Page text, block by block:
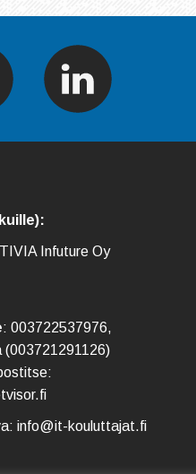
Infuture Oy
: 003722537976,
info@it-kouluttajat.fi